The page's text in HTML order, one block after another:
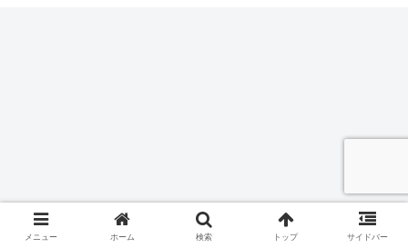
メニュー ホーム 検索 トップ サイドバー